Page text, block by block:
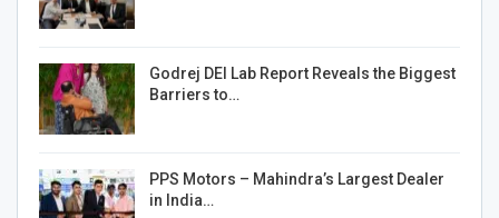
Godrej DEI Lab Report Reveals the Biggest
Barriers to…
PPS Motors – Mahindra’s Largest Dealer
in India…